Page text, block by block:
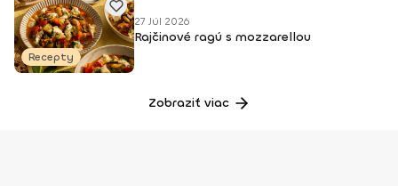
Recepty
27 Júl 2026
Rajčinové ragú s mozzarellou
Zobraziť viac